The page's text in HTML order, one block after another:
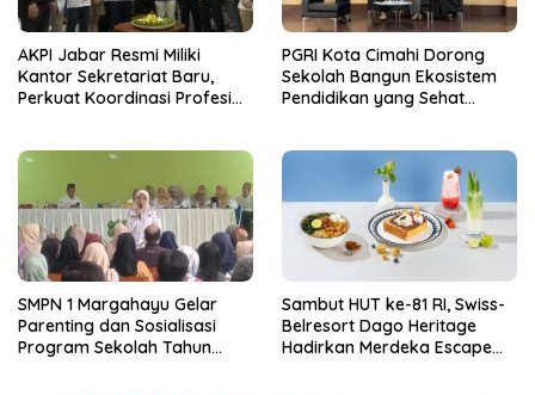
AKPI Jabar Resmi Miliki
Kantor Sekretariat Baru,
Perkuat Koordinasi Profesi
PGRI Kota Cimahi Dorong
Sekolah Bangun Ekosistem
Pendidikan yang Sehat
SMPN 1 Margahayu Gelar
Parenting dan Sosialisasi
Program Sekolah Tahun
Sambut HUT ke-81 RI, Swiss-
Belresort Dago Heritage
Hadirkan Merdeka Escape